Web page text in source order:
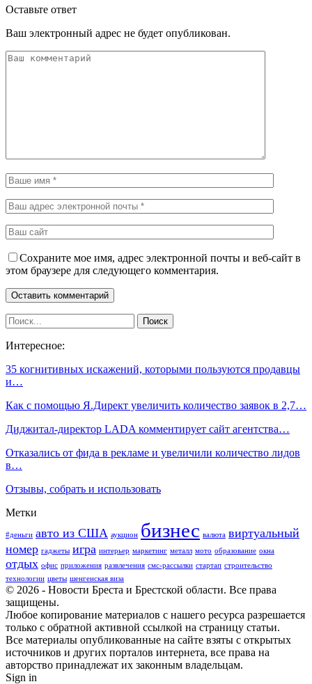
Оставьте ответ
Ваш электронный адрес не будет опубликован.
Сохраните мое имя, адрес электронной почты и веб-сайт в
этом браузере для следующего комментария.
Интересное:
35 когнитивных искажений, которыми пользуются продавцы
и…
Как с помощью Я.Директ увеличить количество заявок в 2,7…
Диджитал-директор LADA комментирует сайт агентства…
Отказались от фида в рекламе и увеличили количество лидов
в…
Отзывы, собрать и использовать
Метки
#деньги авто из США аукцион бизнес валюта виртуальный
номер гаджеты игра интерьер маркетинг металл мото образование окна
отдых офис приложения развлечения смс-рассылки стартап строительство
технологии цветы шенгенская виза
© 2026 - Новости Бреста и Брестской области. Все права
защищены.
Любое копирование материалов с нашего ресурса разрешается
только с обратной активной ссылкой на страницу статьи.
Все материалы опубликованные на сайте взяты с открытых
источников и других порталов интернета, все права на
авторство принадлежат их законным владельцам.
Sign in